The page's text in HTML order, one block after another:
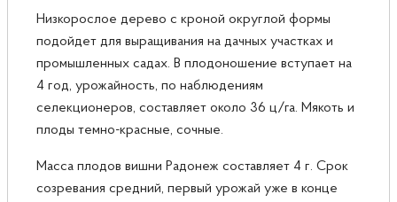
Низкорослое дерево с кроной округлой формы
подойдет для выращивания на дачных участках и
промышленных садах. В плодоношение вступает на
4 год, урожайность, по наблюдениям
селекционеров, составляет около 36 ц/га. Мякоть и
плоды темно-красные, сочные.
Масса плодов вишни Радонеж составляет 4 г. Срок
созревания средний, первый урожай уже в конце